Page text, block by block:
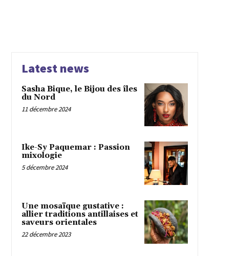
Latest news
Sasha Bique, le Bijou des îles
du Nord
11 décembre 2024
Ike-Sy Paquemar : Passion
mixologie
5 décembre 2024
Une mosaïque gustative :
allier traditions antillaises et
saveurs orientales
22 décembre 2023